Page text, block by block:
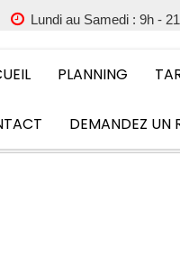
Lundi au Samedi : 9h -
PLANNING
DEMANDEZ UN